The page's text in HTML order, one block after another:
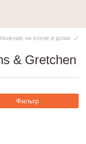
НА КУХНЕ И ДОМА
& Gretchen
Фильтр